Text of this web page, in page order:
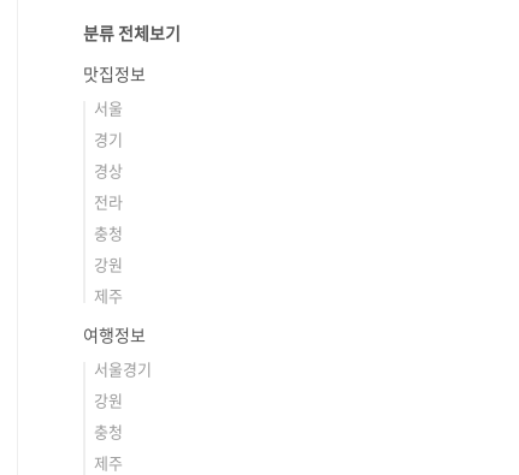
분류 전체보기
맛집정보
서울
경기
경상
전라
충청
강원
제주
여행정보
서울경기
강원
충청
제주